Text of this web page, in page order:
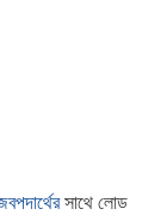
সাথে লোড